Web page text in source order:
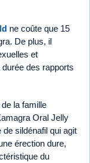
ne coûte que 15
De plus, il
et
des rapports
la famille
Oral Jelly
sildénafil qui agit
érection dure,
du